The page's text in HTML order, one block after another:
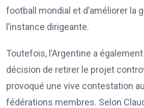
football mondial et d’améliorer la
l’instance dirigeante.
Toutefois, l’Argentine a
décision de retirer le projet
provoqué une vive contestation
fédérations membres. Selon